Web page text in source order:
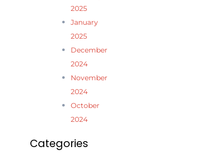
2025
January
2025
December
2024
November
2024
October
2024
Categories